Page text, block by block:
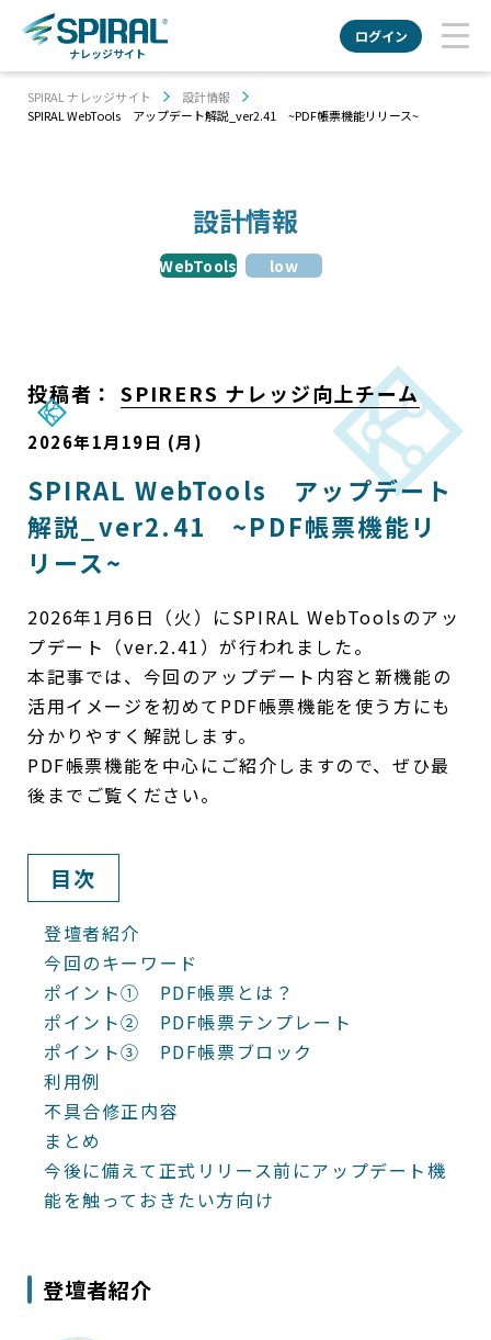
ナレッジサイト
ログイン
SPIRAL ナレッジサイト
設計情報
SPIRAL WebTools アップデート解説_ver2.41 ~PDF帳票機能リリース~
設計情報
WebTools low
投稿者： SPIRERS ナレッジ向上チーム
2026年1月19日 (月)
SPIRAL WebTools アップデート
解説_ver2.41 ~PDF帳票機能リ
リース~
2026年1月6日（火）にSPIRAL WebToolsのアッ
プデート（ver.2.41）が行われました。
本記事では、今回のアップデート内容と新機能の
活用イメージを初めてPDF帳票機能を使う方にも
分かりやすく解説します。
PDF帳票機能を中心にご紹介しますので、ぜひ最
後までご覧ください。
目次
登壇者紹介
今回のキーワード
ポイント① PDF帳票とは？
ポイント② PDF帳票テンプレート
ポイント③ PDF帳票ブロック
利用例
不具合修正内容
まとめ
今後に備えて正式リリース前にアップデート機
能を触っておきたい方向け
登壇者紹介